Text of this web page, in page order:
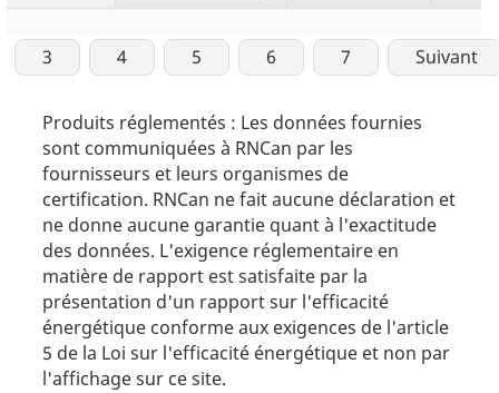
3 4 5 6 7 Suivant
Produits réglementés : Les données fournies
sont communiquées à RNCan par les
fournisseurs et leurs organismes de
certification. RNCan ne fait aucune déclaration et
ne donne aucune garantie quant à l'exactitude
des données. L'exigence réglementaire en
matière de rapport est satisfaite par la
présentation d'un rapport sur l'efficacité
énergétique conforme aux exigences de l'article
5 de la Loi sur l'efficacité énergétique et non par
l'affichage sur ce site.